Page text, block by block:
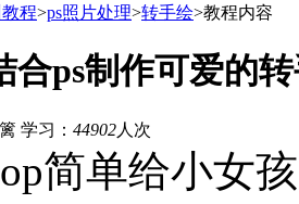
程>ps照片处理>转手绘>教程内容
合ps制作可爱的
学习： 44902人次
简单给小女